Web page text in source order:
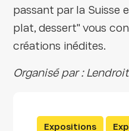
passant par la Suisse
plat, dessert" vous
créations inédites.
Organisé par :
Expositions